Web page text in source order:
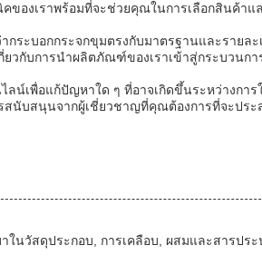
ของเราพร้อมที่จะช่วยคุณในการเลือกสินค้าแ
ระบอกกระจกขุมตรงกับมาตรฐานและรายละ
วกับการนําผลิตภัณฑ์ของเราเข้าสู่กระบวนกา
ลน์เพื่อแก้ปัญหาใด ๆ ที่อาจเกิดขึ้นระหว่างกา
นับสนุนจากผู้เชี่ยวชาญที่คุณต้องการที่จะประ
ในวัสดุประกอบ, การเคลือบ, ผสมและสารประ